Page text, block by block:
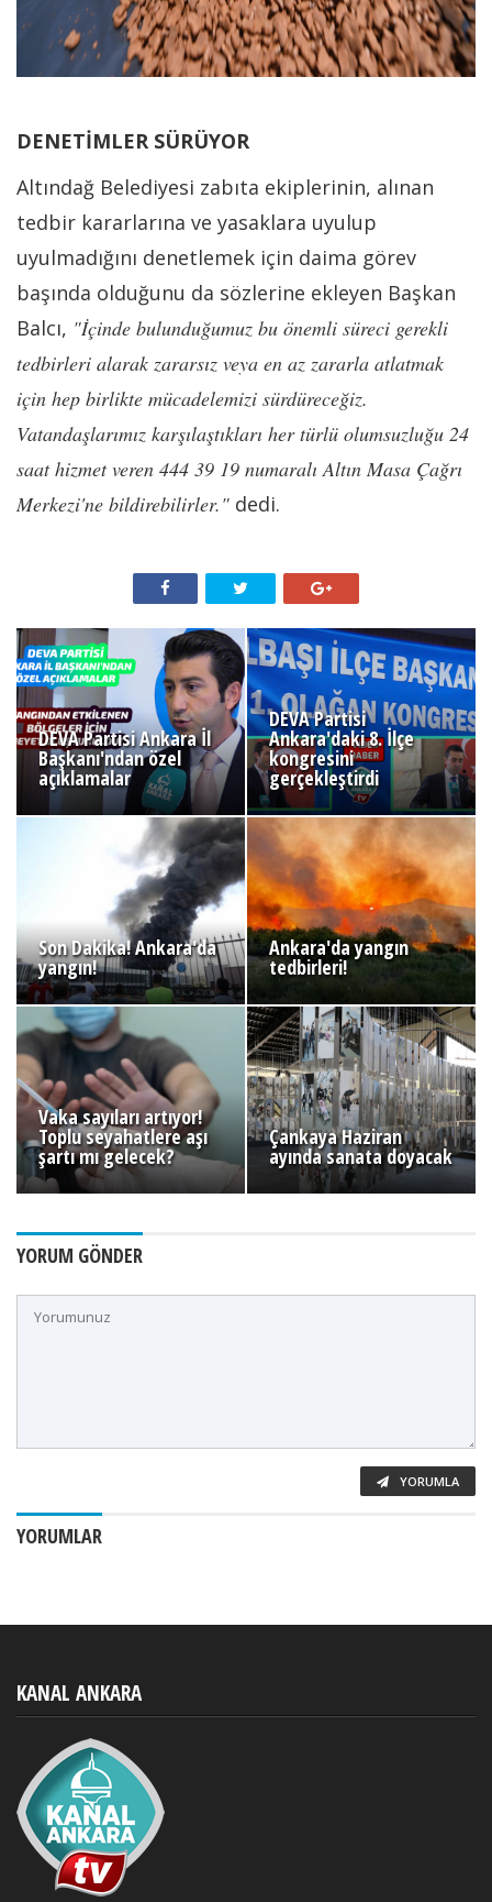
DENETİMLER SÜRÜYOR
Altındağ Belediyesi zabıta ekiplerinin, alınan
tedbir kararlarına ve yasaklara uyulup
uyulmadığını denetlemek için daima görev
başında olduğunu da sözlerine ekleyen Başkan
Balcı, "İçinde bulunduğumuz bu önemli süreci gerekli
tedbirleri alarak zararsız veya en az zararla atlatmak
için hep birlikte mücadelemizi sürdüreceğiz.
Vatandaşlarımız karşılaştıkları her türlü olumsuzluğu 24
saat hizmet veren 444 39 19 numaralı Altın Masa Çağrı
Merkezi'ne bildirebilirler." dedi.
DEVA Partisi Ankara İl
Başkanı'ndan özel
açıklamalar
DEVA Partisi
Ankara'daki 8. İlçe
kongresini
gerçekleştirdi
Son Dakika! Ankara'da
yangın!
Ankara'da yangın
tedbirleri!
Vaka sayıları artıyor!
Toplu seyahatlere aşı
şartı mı gelecek?
Çankaya Haziran
ayında sanata doyacak
YORUM GÖNDER
YORUMLA
YORUMLAR
KANAL ANKARA